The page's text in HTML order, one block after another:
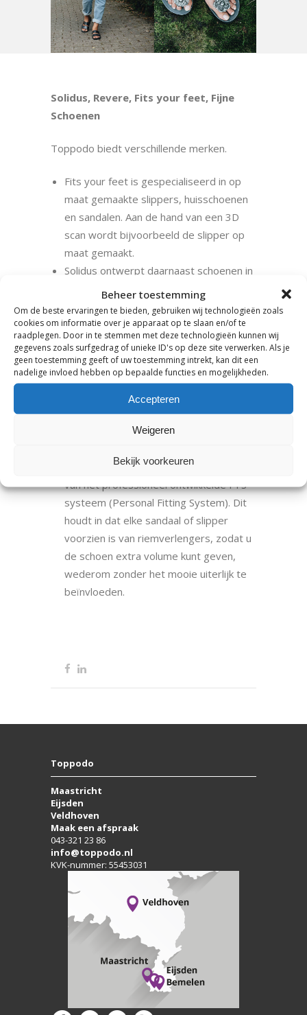
Beheer toestemming
Om de beste ervaringen te bieden, gebruiken wij technologieën zoals
cookies om informatie over je apparaat op te slaan en/of te
raadplegen. Door in te stemmen met deze technologieën kunnen wij
gegevens zoals surfgedrag of unieke ID's op deze site verwerken. Als je
geen toestemming geeft of uw toestemming intrekt, kan dit een
nadelige invloed hebben op bepaalde functies en mogelijkheden.
Accepteren
Weigeren
Bekijk voorkeuren
Solidus, Revere, Fits your feet, Fijne
Schoenen
Toppodo biedt verschillende merken.
Fits your feet is gespecialiseerd in op
maat gemaakte slippers, huisschoenen
en sandalen. Aan de hand van een 3D
scan wordt bijvoorbeeld de slipper op
maat gemaakt.
Solidus ontwerpt daarnaast schoenen in
diverse breedtematen. De schoenen
beschikken over een uitneembaar
voetbed waardoor ze geschikt zijn om
eigen (steun)zolen in te leggen. Doordat
de meeste schoenen verstelbaar zijn
met een klittenbandsluiting op de wreef
passen de schoenen goed bij de meest
uiteenlopende voeten en voetklachten.
Revere is een collectie van
slippers en sandalen is tevens voorzien
van het professioneel ontwikkelde PFS
systeem (Personal Fitting System). Dit
houdt in dat elke sandaal of slipper
voorzien is van riemverlengers, zodat u
de schoen extra volume kunt geven,
wederom zonder het mooie uiterlijk te
beïnvloeden.
Toppodo
Maastricht
Eijsden
Veldhoven
Maak een afspraak
043-321 23 86
info@toppodo.nl
KVK-nummer: 55453031